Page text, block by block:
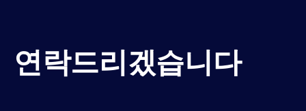
연락드리겠습니다